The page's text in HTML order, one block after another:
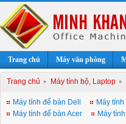
Trang chủ Máy văn phòng
Trang chủ Máy tính bộ, Laptop
Máy tính để bàn Dell Máy
Máy tính để bàn Acer Máy